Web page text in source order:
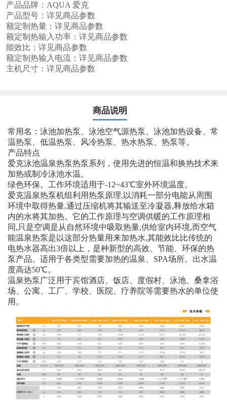
产品品牌：AQUA 爱克
产品型号：详见商品参数
额定制热量：详见商品参数
额定制热输入功率：详见商品参数
能效比：详见商品参数
额定制热输入电流：详见商品参数
主机尺寸：详见商品参数
商品说明
常用名：泳池加热泵、泳池空气源热泵、泳池加热设备、常
温热泵、低温热泵、风冷热泵、热水热泵、热泵等。
产品特点
爱克泳池温泉热泵热泵系列，使用先进的恒温和换热技术来
加热或制冷泳池水温。
绿色环保。工作环境适用于-12~43℃室外环境温度。
爱克温泉热泵机组利用热泵原理,以消耗一部分电能从周围
环境中取得热量,通过压缩机将其输送至冷凝器,释放给水箱
内的水将其加热。它的工作原理与空调供暖的工作原理相
同,只是空调是从自然环境中吸取热量,供给室内环境,而空气
能温泉热泵是以这部分热量用来加热水,其能效比比传统的
电热水器高出3倍以上，是种新型的高效、节能、环保的热
泵产品。适用于各类型需要加热的温泉、SPA场所。出水温
度高达50℃。
温泉热泵广泛用于宾馆酒店、饭店、度假村、泳池、桑拿浴
场、公寓、工厂、学校、医院、疗养院等需要热水的单位使
用。